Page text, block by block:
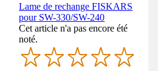
Lame de rechange FISKARS
pour SW-330/SW-240
Cet article n'a pas encore été
noté.